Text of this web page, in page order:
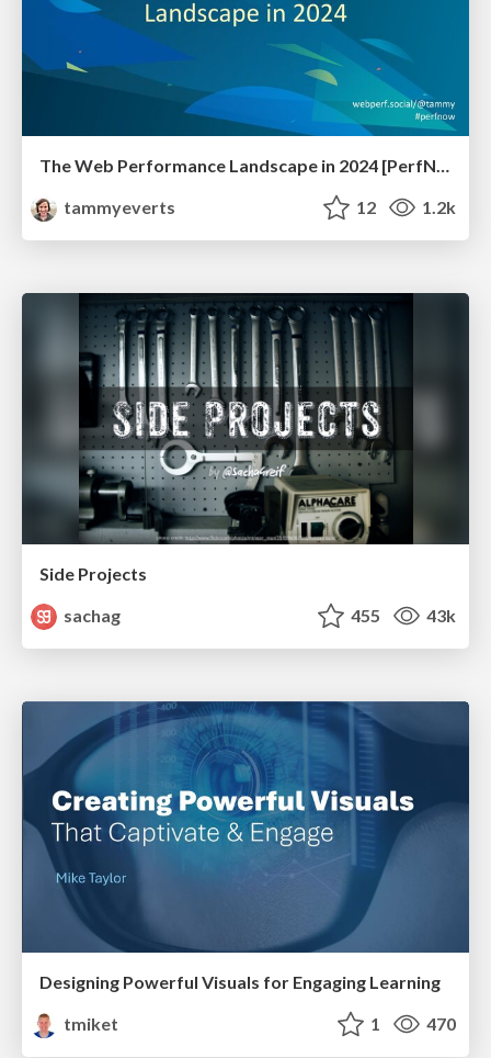
tammyeverts
12 1.2k
Side Projects
sachag
455 43k
Designing Powerful Visuals for Engaging Learning
tmiket
1 470